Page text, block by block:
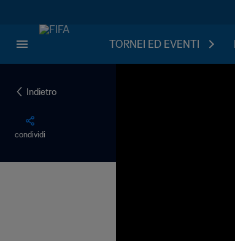
TORNEI ED EVENTI
Indietro
condividi